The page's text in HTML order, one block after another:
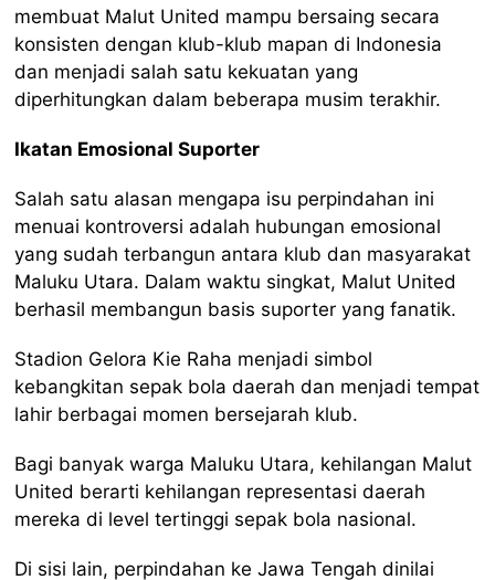
membuat Malut United mampu bersaing secara
konsisten dengan klub-klub mapan di Indonesia
dan menjadi salah satu kekuatan yang
diperhitungkan dalam beberapa musim terakhir.
Ikatan Emosional Suporter
Salah satu alasan mengapa isu perpindahan ini
menuai kontroversi adalah hubungan emosional
yang sudah terbangun antara klub dan masyarakat
Maluku Utara. Dalam waktu singkat, Malut United
berhasil membangun basis suporter yang fanatik.
Stadion Gelora Kie Raha menjadi simbol
kebangkitan sepak bola daerah dan menjadi tempat
lahir berbagai momen bersejarah klub.
Bagi banyak warga Maluku Utara, kehilangan Malut
United berarti kehilangan representasi daerah
mereka di level tertinggi sepak bola nasional.
Di sisi lain, perpindahan ke Jawa Tengah dinilai